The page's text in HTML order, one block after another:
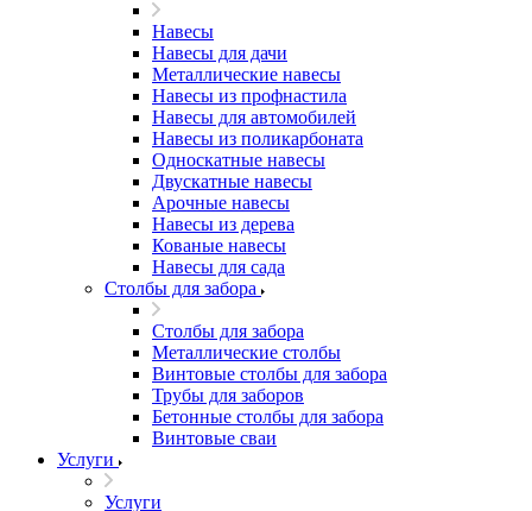
Навесы
Навесы для дачи
Металлические навесы
Навесы из профнастила
Навесы для автомобилей
Навесы из поликарбоната
Односкатные навесы
Двускатные навесы
Арочные навесы
Навесы из дерева
Кованые навесы
Навесы для сада
Столбы для забора
Столбы для забора
Металлические столбы
Винтовые столбы для забора
Трубы для заборов
Бетонные столбы для забора
Винтовые сваи
Услуги
Услуги